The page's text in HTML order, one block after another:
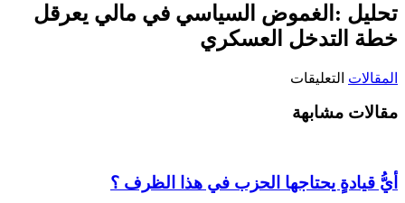
تحليل :الغموض السياسي في مالي يعرقل
خطة التدخل العسكري
المقالات التعليقات
يعرقل
مقالات مشابهة
أيُّ قيادةٍ يحتاجها الحزب في هذا الظرف ؟